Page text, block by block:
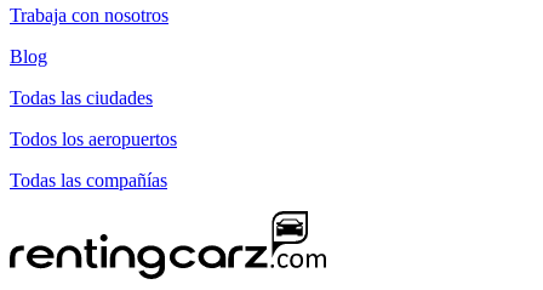
Trabaja con nosotros
Blog
Todas las ciudades
Todos los aeropuertos
Todas las compañías